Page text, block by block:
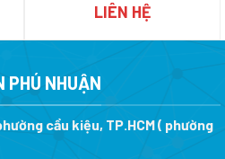
LIÊN HỆ
PHÚ NHUẬN
cầu kiệu, TP.HCM ( phường